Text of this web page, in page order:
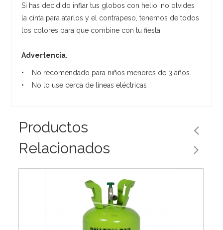
Si has decidido inflar tus globos con helio, no olvides
la cinta para atarlos y el contrapeso, tenemos de todos
los colores para que combine con tu fiesta.
Advertencia:
• No recomendado para niños menores de 3 años.
• No lo use cerca de líneas eléctricas
Productos
Relacionados